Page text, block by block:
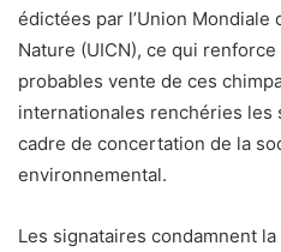
édictées par l’Union Mondiale
Nature (UICN), ce qui renforce
probables vente de ces
internationales renchéries les
cadre de concertation de la
environnemental.
Les signataires condamnent